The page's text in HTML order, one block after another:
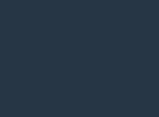
Lösung für